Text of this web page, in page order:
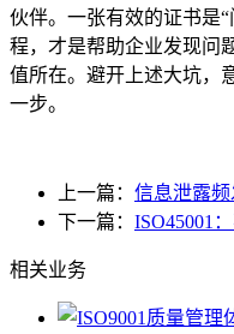
伙伴。一张有效的证书是
程，才是帮助企业发现问
值所在。避开上述大坑，
一步。
上一篇： 信息泄露频
下一篇： ISO45001
相关业务